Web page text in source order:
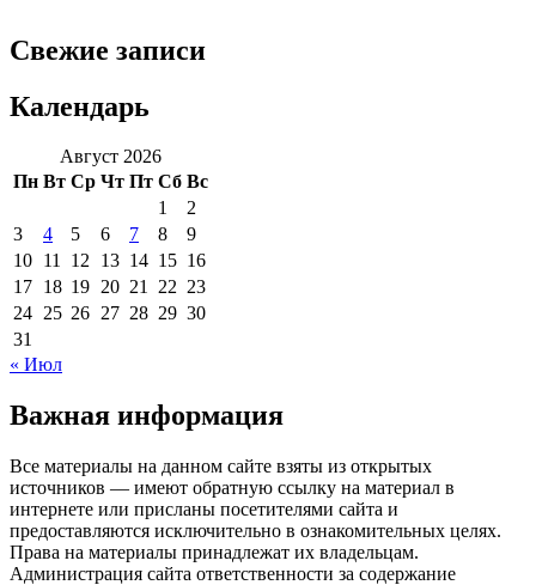
Свежие записи
Календарь
Август 2026
Пн Вт Ср Чт Пт Сб Вс
1
2
3
4 5 6 7 8
9
10 11 12 13 14 15 16
17 18 19 20 21 22 23
24 25 26 27 28 29 30
31
« Июл
Важная информация
Все материалы на данном сайте взяты из открытых
источников — имеют обратную ссылку на материал в
интернете или присланы посетителями сайта и
предоставляются исключительно в ознакомительных целях.
Права на материалы принадлежат их владельцам.
Администрация сайта ответственности за содержание